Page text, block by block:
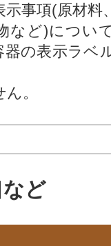
事項(原材料
など)につい
器の表示ラベ
。
ど